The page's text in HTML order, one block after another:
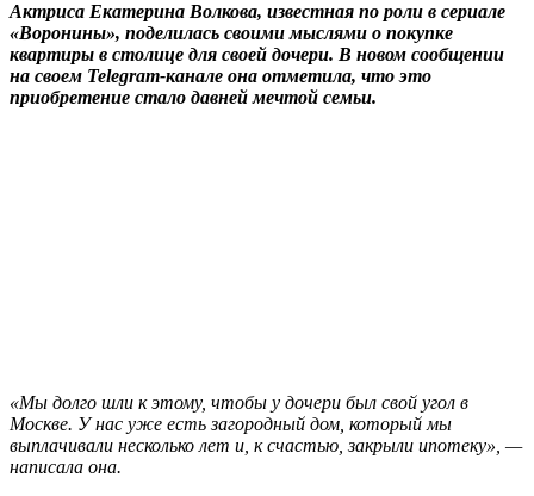
Актриса Екатерина Волкова, известная по роли в сериале
«Воронины», поделилась своими мыслями о покупке
квартиры в столице для своей дочери. В новом сообщении
на своем Telegram-канале она отметила, что это
приобретение стало давней мечтой семьи.
«Мы долго шли к этому, чтобы у дочери был свой угол в
Москве. У нас уже есть загородный дом, который мы
выплачивали несколько лет и, к счастью, закрыли ипотеку», —
написала она.